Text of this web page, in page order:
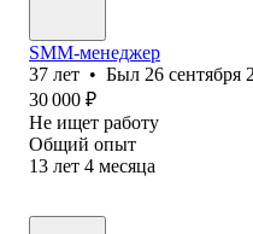
SMM-менеджер
37 лет • Был 26 сентября
30 000 ₽
Не ищет работу
Общий опыт
13 лет 4 месяца